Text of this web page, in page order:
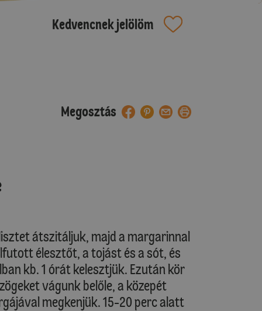
Kedvencnek jelölöm
Megosztás
átszitáljuk, majd a margarinnal
élesztőt, a tojást és a sót, és
kb. 1 órát kelesztjük. Ezután kör
vágunk belőle, a közepét
megkenjük. 15-20 perc alatt